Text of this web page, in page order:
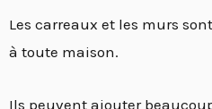
Les carreaux et les murs
à toute maison.
Ils peuvent ajouter